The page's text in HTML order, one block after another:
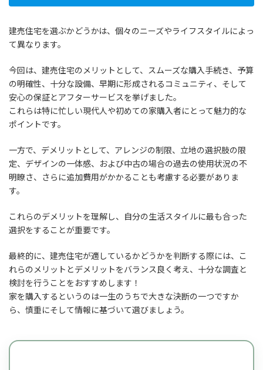
建売住宅を選ぶかどうかは、個々のニーズやライフスタイルによっ
て異なります。
今回は、建売住宅のメリットとして、スムーズな購入手続き、予算
の明確性、十分な設備、早期に形成されるコミュニティ、そして
安心の保証とアフターサービスを挙げました。
これらは特に忙しい現代人や初めての家購入者にとって魅力的な
ポイントです。
一方で、デメリットとして、アレンジの制限、立地の選択肢の限
定、デザインの一体感、および中古の場合の過去の使用状況の不
明瞭さ、さらに追加費用がかかることも考慮する必要がありま
す。
これらのデメリットを理解し、自分の生活スタイルに最も合った
選択をすることが重要です。
最終的に、建売住宅が適しているかどうかを判断する際には、こ
れらのメリットとデメリットをバランス良く考え、十分な調査と
検討を行うことをおすすめします！
家を購入するというのは一生のうちで大きな決断の一つですか
ら、慎重にそして情報に基づいて選びましょう。